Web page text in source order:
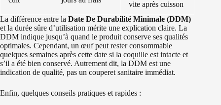
vite après cuisson
La différence entre la Date De Durabilité Minimale (DDM)
et la durée sûre d’utilisation mérite une explication claire. La
DDM indique jusqu’à quand le produit conserve ses qualités
optimales. Cependant, un œuf peut rester consommable
quelques semaines après cette date si la coquille est intacte et
s’il a été bien conservé. Autrement dit, la DDM est une
indication de qualité, pas un couperet sanitaire immédiat.
Enfin, quelques conseils pratiques et rapides :